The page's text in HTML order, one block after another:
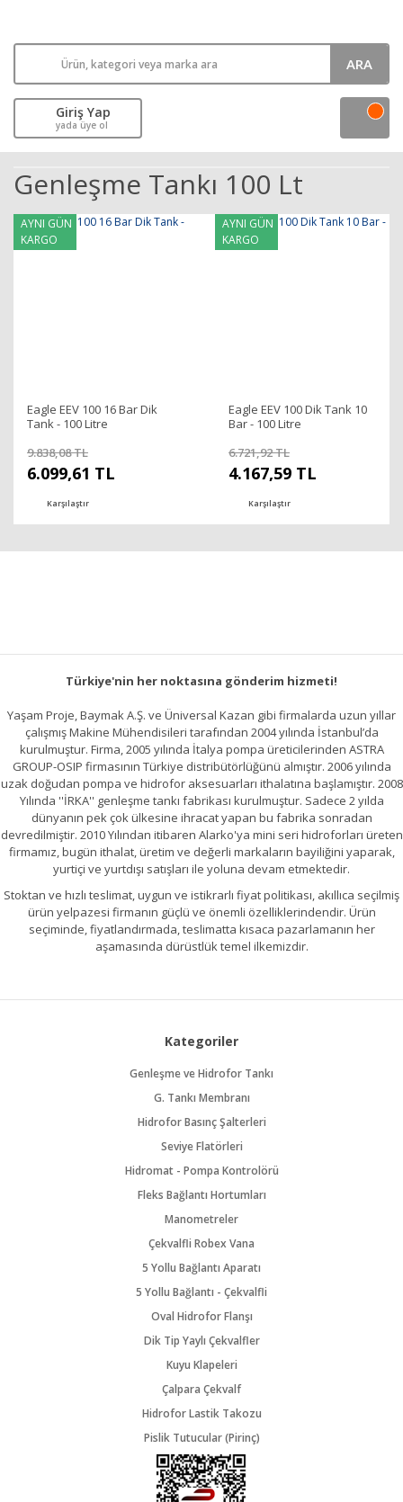
ARA
Giriş Yap
yada üye ol
Genleşme Tankı 100 Lt
AYNI GÜN
KARGO
Eagle EEV 100 16 Bar Dik
Tank - 100 Litre
9.838,08 TL
6.099,61 TL
Karşılaştır
AYNI GÜN
KARGO
Eagle EEV 100 Dik Tank 10
Bar - 100 Litre
6.721,92 TL
4.167,59 TL
Karşılaştır
Türkiye'nin her noktasına gönderim hizmeti!
Yaşam Proje, Baymak A.Ş. ve Üniversal Kazan gibi firmalarda uzun yıllar
çalışmış Makine Mühendisileri tarafından 2004 yılında İstanbul’da
kurulmuştur. Firma, 2005 yılında İtalya pompa üreticilerinden ASTRA
GROUP-OSIP firmasının Türkiye distribütörlüğünü almıştır. 2006 yılında
uzak doğudan pompa ve hidrofor aksesuarları ithalatına başlamıştır. 2008
Yılında ''İRKA'' genleşme tankı fabrikası kurulmuştur. Sadece 2 yılda
dünyanın pek çok ülkesine ihracat yapan bu fabrika sonradan
devredilmiştir. 2010 Yılından itibaren Alarko'ya mini seri hidroforları üreten
firmamız, bugün ithalat, üretim ve değerli markaların bayiliğini yaparak,
yurtiçi ve yurtdışı satışları ile yoluna devam etmektedir.
Stoktan ve hızlı teslimat, uygun ve istikrarlı fiyat politikası, akıllıca seçilmiş
ürün yelpazesi firmanın güçlü ve önemli özelliklerindendir. Ürün
seçiminde, fiyatlandırmada, teslimatta kısaca pazarlamanın her
aşamasında dürüstlük temel ilkemizdir.
Kategoriler
Genleşme ve Hidrofor Tankı
G. Tankı Membranı
Hidrofor Basınç Şalterleri
Seviye Flatörleri
Hidromat - Pompa Kontrolörü
Fleks Bağlantı Hortumları
Manometreler
Çekvalfli Robex Vana
5 Yollu Bağlantı Aparatı
5 Yollu Bağlantı - Çekvalfli
Oval Hidrofor Flanşı
Dik Tip Yaylı Çekvalfler
Kuyu Klapeleri
Çalpara Çekvalf
Hidrofor Lastik Takozu
Pislik Tutucular (Pirinç)